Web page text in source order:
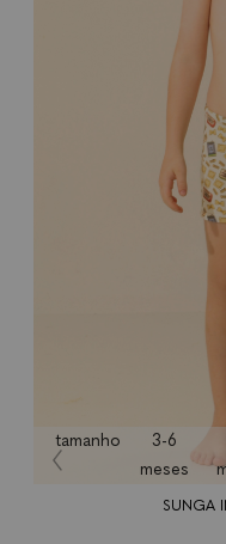
SUNGA
tamanho
3-6
meses